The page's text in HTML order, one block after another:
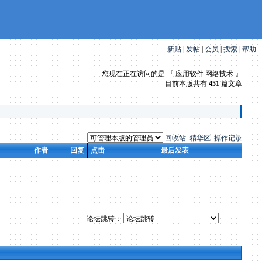
新贴 | 发帖 会员 | 搜索 |帮助
您现在正在访问的是 『 应用软件 网络技术 』
目前本版共有 451篇文章
回收站 精华区 操作记录
作者
回复 点击 最后发表
论坛跳转：